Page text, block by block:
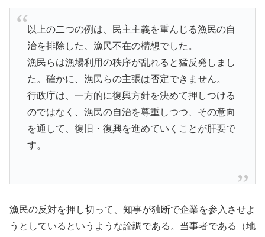
以上の二つの例は、民主主義を重んじる漁民の自
治を排除した、漁民不在の構想でした。
漁民らは漁場利用の秩序が乱れると猛反発しまし
た。確かに、漁民らの主張は否定できません。
行政庁は、一方的に復興方針を決めて押しつける
のではなく、漁民の自治を尊重しつつ、その意向
を通して、復旧・復興を進めていくことが肝要で
す。
漁民の反対を押し切って、知事が独断で企業を参入させよ
うとしているというような論調である。当事者である（地